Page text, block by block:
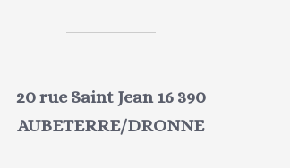
20 rue Saint Jean 16 390
AUBETERRE/DRONNE